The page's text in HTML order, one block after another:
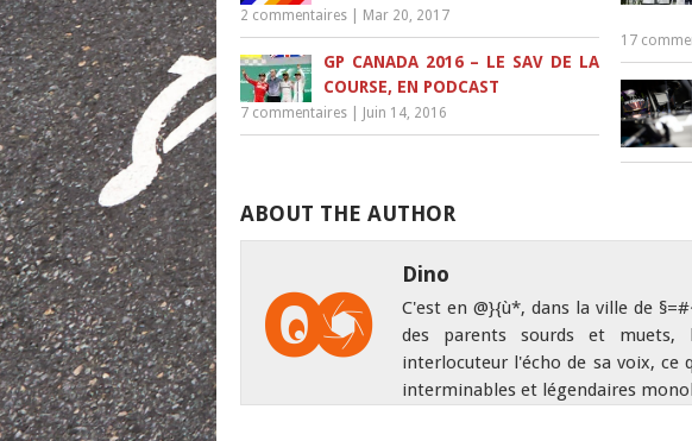
2 commentaires Mar 20, 2017
17
GP CANADA 2016 – LE SAV DE LA
COURSE, EN PODCAST
7 commentaires Juin 14, 2016
ABOUT THE AUTHOR
Dino
C'est en @}{ù*, dans la ville de
des parents sourds et
interlocuteur l'écho de sa voix, ce
interminables et légendaires